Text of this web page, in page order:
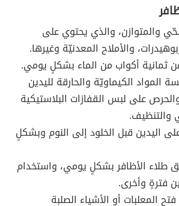
والمتوازن، والذي يحتوي على
والأملاح المعدنيّة وغيرها.
ثمانية أكواب من الماء بشكلٍ يومي.
المواد الكيماويّة والحارقة لليدين
على لبس القفازات البلاستيكية
والتنظيف.
اليدين قبل الخلود إلى النوم وبشكلٍ
طلاء الأظافر بشكلٍ يومي، واستخدام
فترةٍ وأخرى.
المعلبات أو الأشياء الصلبة